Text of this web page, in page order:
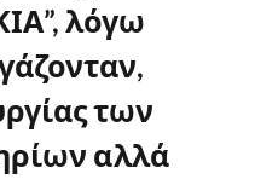
λόγω
των
αλλά